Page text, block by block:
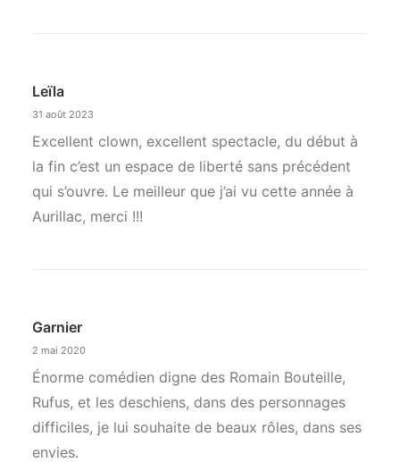
Leïla
31 août 2023
Excellent clown, excellent spectacle, du début à
la fin c’est un espace de liberté sans précédent
qui s’ouvre. Le meilleur que j’ai vu cette année à
Aurillac, merci !!!
Garnier
2 mai 2020
Énorme comédien digne des Romain Bouteille,
Rufus, et les deschiens, dans des personnages
difficiles, je lui souhaite de beaux rôles, dans ses
envies.